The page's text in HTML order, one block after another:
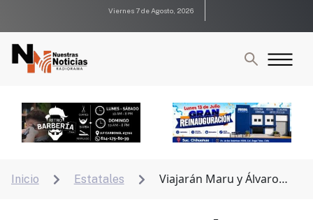
Viernes 7 de Agosto, 2026
Inicio  Estatales 
Viajarán Maru y Álvaro